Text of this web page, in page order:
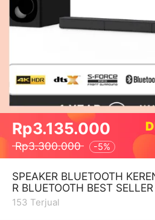
Rp3.135.000
Rp3.300.000 -5%
SPEAKER BLUETOOTH
R BLUETOOTH BEST
LARIS SONY HT-S20R BLACK
153 Terjual